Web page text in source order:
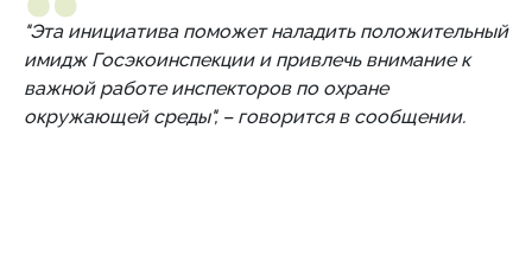
"Эта инициатива поможет наладить положительный
имидж Госэкоинспекции и привлечь внимание к
важной работе инспекторов по охране
окружающей среды", – говорится в сообщении.